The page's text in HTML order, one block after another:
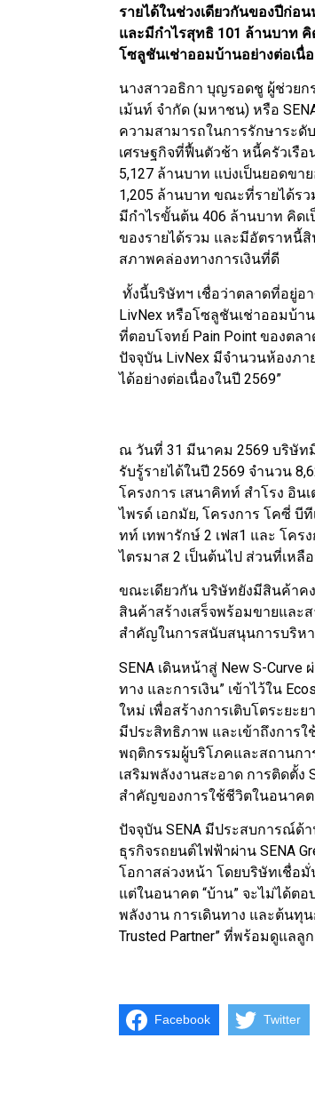
รายได้ในช่วงเดียวกันของปีก่อ
และมีกำไรสุทธิ 101 ล้านบาท
โซลูชันเช่าออมบ้านอย่างต่อเนื่
นางสาวอธิกา บุญรอดชู ผู้ช่วยก
เม้นท์ จำกัด (มหาชน) หรือ
ความสามารถในการรักษาระดั
เศรษฐกิจที่ฟื้นตัวช้า หนี้ครัวเรื
5,127 ล้านบาท แบ่งเป็นยอดขา
1,205 ล้านบาท ขณะที่รายได้ร
มีกำไรขั้นต้น 406 ล้านบาท คิด
ของรายได้รวม และมีอัตราหนี้
สภาพคล่องทางการเงินที่ดี
ทั้งนี้บริษัทฯ เชื่อว่าตลาดที่อยู่อ
LivNex หรือโซลูชันเช่าออมบ้า
ที่ตอบโจทย์ Pain Point ของตล
ปัจจุบัน LivNex มีจำนวนห้องภา
ได้อย่างต่อเนื่องในปี 2569”
ณ วันที่ 31 มีนาคม 2569 บริษัท
รับรู้รายได้ในปี 2569 จำนวน
โครงการ เสนาคิทท์ สำโรง อิน
ไพรด์ เอกมัย, โครงการ โคซี่ บี
ทท์ เทพารักษ์ 2 เฟส1 และ โคร
ไตรมาส 2 เป็นต้นไป ส่วนที่เหลื
ขณะเดียวกัน บริษัทยังมีสินค้าค
สินค้าสร้างเสร็จพร้อมขายและ
สำคัญในการสนับสนุนการบริหา
SENA เดินหน้าสู่ New S-
ทาง และการเงิน” เข้าไว้ใน
ใหม่ เพื่อสร้างการเติบโตระย
มีประสิทธิภาพ และเข้าถึงการ
พฤติกรรมผู้บริโภคและสถานกา
เสริมพลังงานสะอาด การติดตั้ง
สำคัญของการใช้ชีวิตในอนาคต
ปัจจุบัน SENA มีประสบการณ์ด้า
ธุรกิจรถยนต์ไฟฟ้าผ่าน SENA
โอกาสล่วงหน้า โดยบริษัทเชื่อ
แต่ในอนาคต “บ้าน” จะไม่ได้ตอ
พลังงาน การเดินทาง และต้นทุ
Trusted Partner” ที่พร้อมดูแล
Facebook Twitter